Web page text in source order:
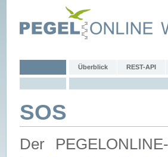
Überblick REST-API
SOS
Der